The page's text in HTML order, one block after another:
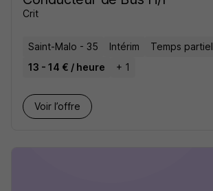
Crit
Saint-Malo - 35 Intérim
Temps partiel
13 - 14 € / heure
+ 1
Voir l’offre